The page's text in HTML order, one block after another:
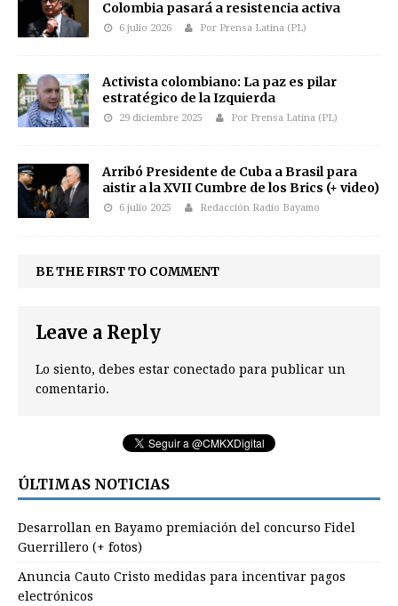
Colombia pasará a resistencia activa
6 julio 2026 Por Prensa Latina (PL)
Activista colombiano: La paz es pilar
estratégico de la Izquierda
29 diciembre 2025 Por Prensa Latina (PL)
Arribó Presidente de Cuba a Brasil para
aistir a la XVII Cumbre de los Brics (+ video)
6 julio 2025 Redacción Radio Bayamo
BE THE FIRST TO COMMENT
Leave a Reply
Lo siento, debes estar conectado para publicar un
comentario.
ÚLTIMAS NOTICIAS
Desarrollan en Bayamo premiación del concurso Fidel
Guerrillero (+ fotos)
Anuncia Cauto Cristo medidas para incentivar pagos
electrónicos